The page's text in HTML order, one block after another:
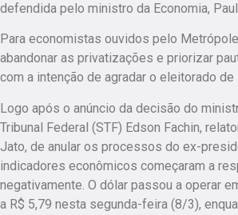
defendida pelo ministro da Economia,
Para economistas ouvidos pelo
abandonar as privatizações e priorizar
com a intenção de agradar o eleitorado de
Logo após o anúncio da decisão do
Tribunal Federal (STF) Edson Fachin,
Jato, de anular os processos do ex-
indicadores econômicos começaram a
negativamente. O dólar passou a operar
a R$ 5,79 nesta segunda-feira (8/3),